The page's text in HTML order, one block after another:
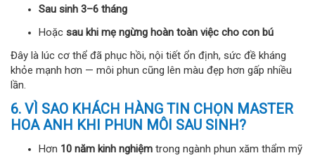
Sau sinh 3–6 tháng
Hoặc sau khi mẹ ngừng hoàn toàn việc cho con bú
Đây là lúc cơ thể đã phục hồi, nội tiết ổn định, sức đề kháng
khỏe mạnh hơn — môi phun cũng lên màu đẹp hơn gấp nhiều
lần.
6. VÌ SAO KHÁCH HÀNG TIN CHỌN MASTER
HOA ANH KHI PHUN MÔI SAU SINH?
Hơn 10 năm kinh nghiệm trong ngành phun xăm thẩm mỹ